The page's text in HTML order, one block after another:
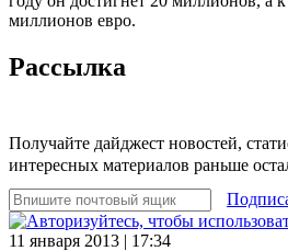
миллионов евро.
Рассылка
Получайте дайджест новостей,
интересных материалов раньше
11 января 2013 | 17:34